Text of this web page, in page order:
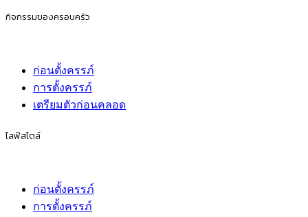
กิจกรรมของครอบครัว
ก่อนตั้งครรภ์
การตั้งครรภ์
เตรียมตัวก่อนคลอด
ไลฟ์สไตล์
ก่อนตั้งครรภ์
การตั้งครรภ์